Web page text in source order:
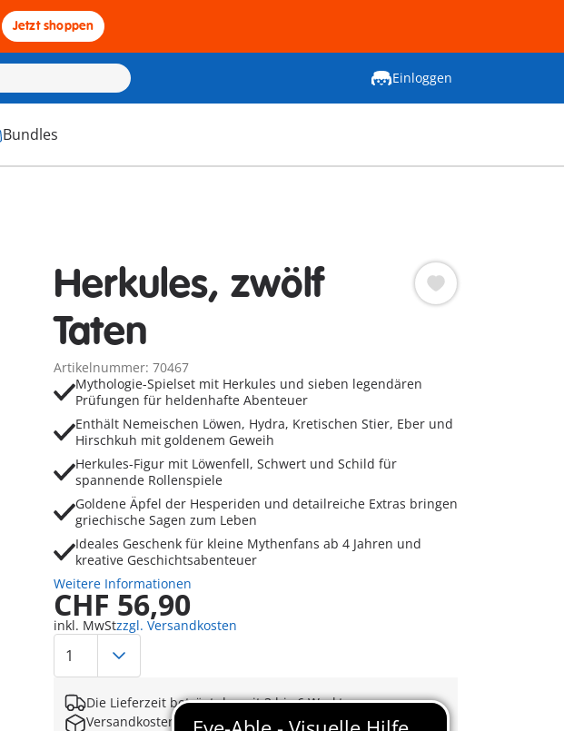
Jetzt shoppen
Einloggen
Bundles
Herkules, zwölf
Taten
Artikelnummer: 70467
Mythologie-Spielset mit Herkules und sieben legendären
Prüfungen für heldenhafte Abenteuer
Enthält Nemeischen Löwen, Hydra, Kretischen Stier, Eber und
Hirschkuh mit goldenem Geweih
Herkules-Figur mit Löwenfell, Schwert und Schild für
spannende Rollenspiele
Goldene Äpfel der Hesperiden und detailreiche Extras bringen
griechische Sagen zum Leben
Ideales Geschenk für kleine Mythenfans ab 4 Jahren und
kreative Geschichtsabenteuer
Weitere Informationen
CHF 56,90
inkl. MwStzzgl. Versandkosten
Die Lieferzeit beträgt derzeit 3 bis 6 Werktage
Versandkostenfrei ab CHF 99